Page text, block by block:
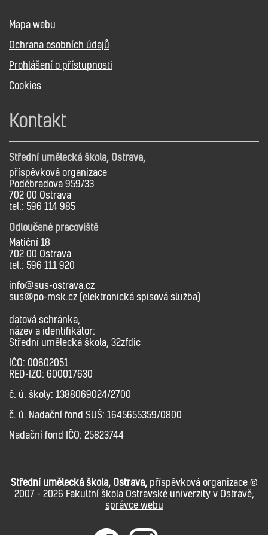
Mapa webu
Ochrana osobních údajů
Prohlášení o přístupnosti
Cookies
Kontakt
Střední umělecká škola, Ostrava,
příspěvková organizace
Poděbradova 959/33
702 00 Ostrava
tel.: 596 114 985
Odloučené pracoviště
Matiční 18
702 00 Ostrava
tel.: 596 111 920
info@sus-ostrava.cz
sus@po-msk.cz (elektronická spisová služba)
datová schránka,
název a identifikátor:
Střední umělecká škola, 32zfdic
IČO: 00602051
RED-IZO: 600017630
č. ú. školy: 1388069024/2700
č. ú. Nadační fond SUŠ: 1645655359/0800
Nadační fond IČO: 25823744
Střední umělecká škola, Ostrava, příspěvková organizace ©
2007 - 2026 Fakultní škola Ostravské univerzity v Ostravě,
správce webu